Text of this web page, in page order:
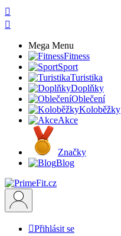


Mega Menu
Fitness
Sport
Turistika
Doplňky
Oblečení
Koloběžky
Akce
Značky
Blog
Přihlásit se